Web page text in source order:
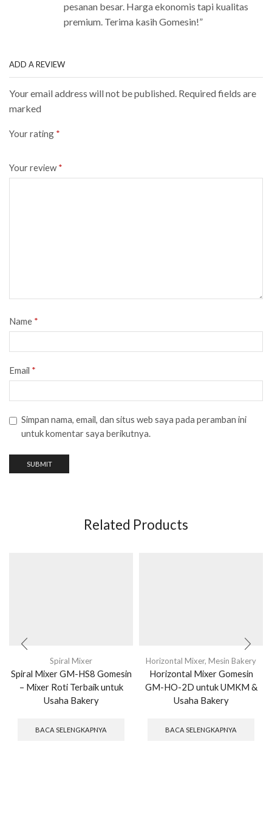
pesanan besar. Harga ekonomis tapi kualitas
premium. Terima kasih Gomesin!”
ADD A REVIEW
Your email address will not be published. Required fields are
marked
Your rating *
Your review *
Name *
Email *
Simpan nama, email, dan situs web saya pada peramban ini
untuk komentar saya berikutnya.
Related Products
Spiral Mixer
Spiral Mixer GM-HS8 Gomesin
– Mixer Roti Terbaik untuk
Usaha Bakery
BACA SELENGKAPNYA
Horizontal Mixer, Mesin Bakery
Horizontal Mixer Gomesin
GM-HO-2D untuk UMKM &
Usaha Bakery
BACA SELENGKAPNYA